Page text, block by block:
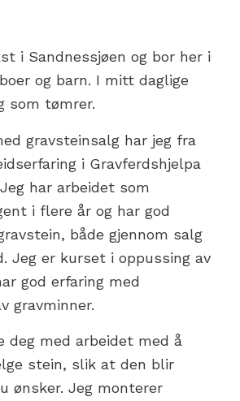
i Sandnessjøen og bor her i
og barn. I mitt daglige
som tømrer.
gravsteinsalg har jeg fra
i Gravferdshjelpa
har arbeidet som
i flere år og har god
både gjennom salg
Jeg er kurset i oppussing av
god erfaring med
gravminner.
deg med arbeidet med å
stein, slik at den blir
ønsker. Jeg monterer